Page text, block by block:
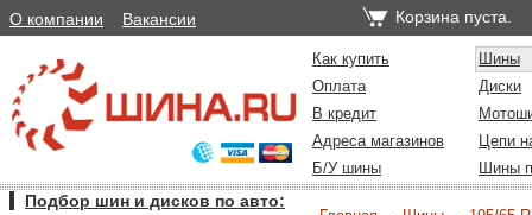
О компании Вакансии Корзина пуста.
Как купить
Шины
Оплата
Диски
В кредит
Адреса магазинов
Цепи
Б/У шины
Шины
Подбор шин и дисков по авто: